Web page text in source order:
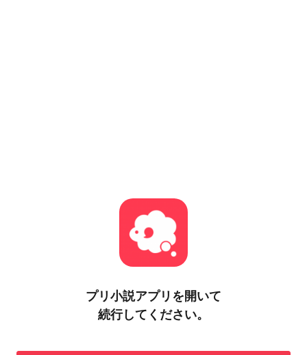
プリ小説アプリを開いて
続行してください。